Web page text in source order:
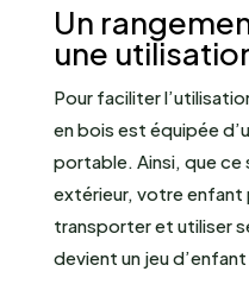
Un
une
Pour faciliter
en bois est équipée
portable. Ainsi, que ce
extérieur, votre
transporter et utiliser
devient un jeu d’enfant